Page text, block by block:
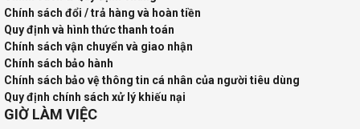
Chính sách đổi / trả hàng và hoàn tiền
Quy định và hình thức thanh toán
Chính sách vận chuyển và giao nhận
Chính sách bảo hành
Chính sách bảo vệ thông tin cá nhân của người tiêu dùng
Quy định chính sách xử lý khiếu nại
GIỜ LÀM VIỆC